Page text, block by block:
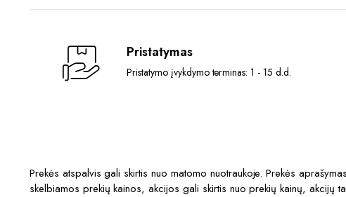
Pristatymas
Pristatymo įvykdymo terminas: 1 - 15 d.d.
Prekės atspalvis gali skirtis nuo matomo nuotraukoje. Prekės
skelbiamos prekių kainos, akcijos gali skirtis nuo prekių kainų, akcijų